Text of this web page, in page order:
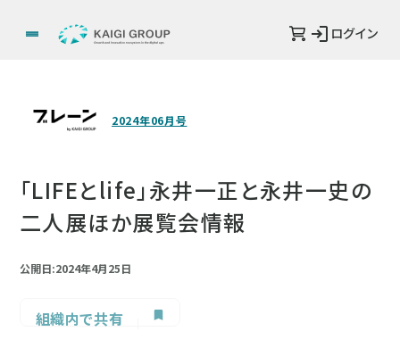
ログイン
2024年06月号
「LIFEとlife」永井一正と永井一史の
二人展ほか展覧会情報
公開日:2024年4月25日
組織内で共有